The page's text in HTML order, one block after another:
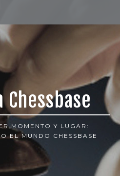
Chessbase
MOMENTO Y LUGAR:
EL MUNDO CHESSBASE